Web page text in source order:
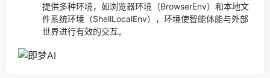
提供多种环境，如浏览器环境（BrowserEnv）和本地文
件系统环境（ShellLocalEnv），环境使智能体能与外部
世界进行有效的交互。